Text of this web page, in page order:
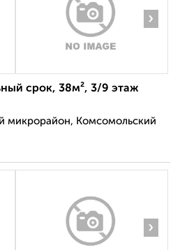
›
срок, 38м², 3/9 этаж
микрорайон, Комсомольский
›